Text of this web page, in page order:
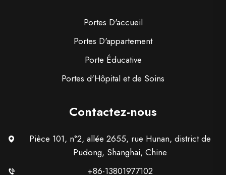
Portes D'accueil
Portes D'appartement
Porte Éducative
Portes d'Hôpital et de Soins
Contactez-nous
Pièce 101, n°2, allée 2655, rue Hunan, district de
Pudong, Shanghai, Chine
+86-13801977102